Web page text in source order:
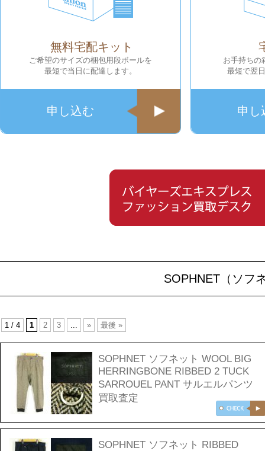
無料宅配キット
ご希望のサイズの梱包用段ボールを
最短で当日に配達します。
申し込む
お手持ちの
最短で翌
申し
SOPHNET（ソフ
1 / 4 1 2 3 ... » 最後 »
SOPHNET ソフネット WOOL BIG
HERRINGBONE RIBBED 2 TUCK
SARROUEL PANT サルエルパンツ
買取査定
SOPHNET ソフネット RIBBED